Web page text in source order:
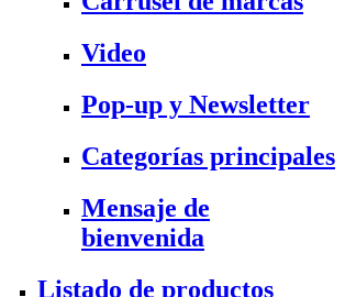
Video
Pop-up y Newsletter
Categorías principales
Mensaje de
bienvenida
Listado de productos